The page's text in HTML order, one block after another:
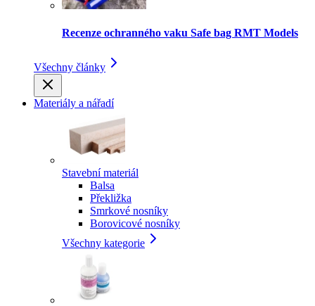
Recenze ochranného vaku Safe bag RMT Models
Všechny články
Materiály a nářadí
Stavební materiál
Balsa
Překližka
Smrkové nosníky
Borovicové nosníky
Všechny kategorie